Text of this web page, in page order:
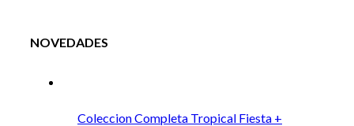
NOVEDADES
Coleccion Completa Tropical Fiesta +